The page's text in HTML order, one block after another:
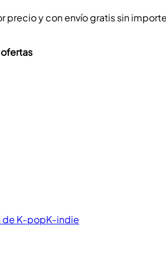
precio y con envío gratis sin
de K-popK-indie